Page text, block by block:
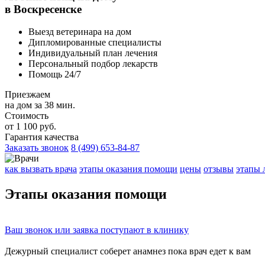
в Воскресенске
Выезд ветеринара на дом
Дипломированные специалисты
Индивидуальный план лечения
Персональный подбор лекарств
Помощь 24/7
Приезжаем
на дом за 38 мин.
Стоимость
от 1 100 руб.
Гарантия качества
Заказать звонок 8 (499) 653-84-87
как вызвать врача этапы оказания помощи цены отзывы этапы
Этапы оказания помощи
Ваш звонок или заявка поступают в клинику
Дежурный специалист соберет анамнез пока врач едет к вам